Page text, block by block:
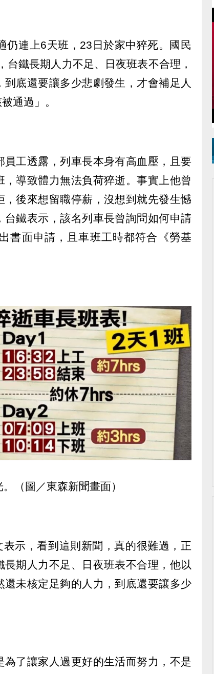
仍連上6天班，23日於家中猝死。國民
鐵長期人力不足、日夜班表不合理，
底還要讓多少悲劇發生，才會補足人
通過」。
工透露，列車長本身有高血壓，且要
導致體力無法負荷猝逝。事實上他曾
後來想留職停薪，沒想到就先發生憾
鐵表示，該名列車長曾詢問如何申請
書面申請，且車班工時都符合《勞基
（圖／東森新聞畫面）
示，看到這則新聞，真的很難過，正
期人力不足、日夜班表不合理，他以
未核定足夠的人力，到底還要讓多少
了讓家人過更好的生活而努力，不是